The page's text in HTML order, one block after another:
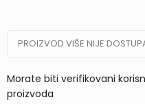
PROIZVOD VIŠE NIJE
Morate biti verifikovani
proizvoda